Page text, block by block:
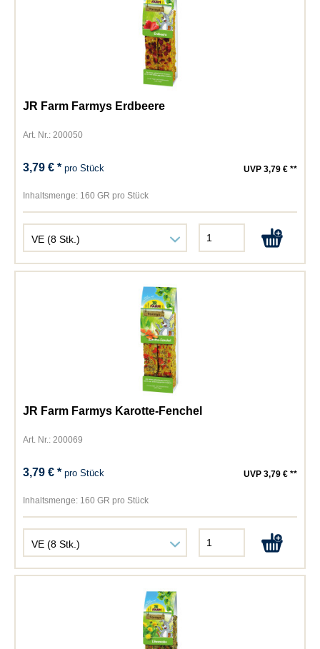
JR Farm Farmys Erdbeere
Art. Nr.: 200050
3,79 € *pro Stück UVP 3,79 € **
Inhaltsmenge: 160 GR pro Stück
JR Farm Farmys Karotte-Fenchel
Art. Nr.: 200069
3,79 € *pro Stück UVP 3,79 € **
Inhaltsmenge: 160 GR pro Stück